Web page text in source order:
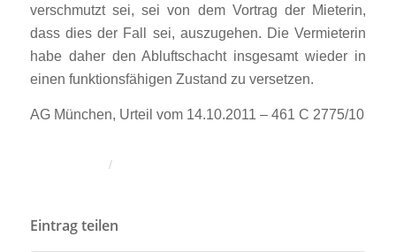
verschmutzt sei, sei von dem Vortrag der Mieterin,
dass dies der Fall sei, auszugehen. Die Vermieterin
habe daher den Abluftschacht insgesamt wieder in
einen funktionsfähigen Zustand zu versetzen.
AG München, Urteil vom 14.10.2011 – 461 C 2775/10
/
Eintrag teilen